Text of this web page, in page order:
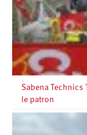
Sabena
le patron